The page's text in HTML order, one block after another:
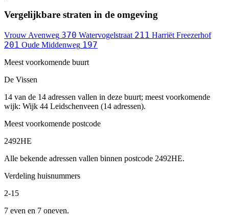
Vergelijkbare straten in de omgeving
Vrouw Avenweg 370 Watervogelstraat 211 Harriët Freezerhof
201 Oude Middenweg 197
Meest voorkomende buurt
De Vissen
14 van de 14 adressen vallen in deze buurt; meest voorkomende
wijk: Wijk 44 Leidschenveen (14 adressen).
Meest voorkomende postcode
2492HE
Alle bekende adressen vallen binnen postcode 2492HE.
Verdeling huisnummers
2-15
7 even en 7 oneven.